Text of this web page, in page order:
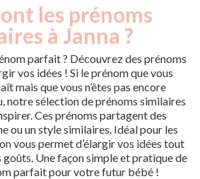
les prénoms
à Janna ?
parfait ? Découvrez des prénoms
vos idées ! Si le prénom que vous
mais que vous n’êtes pas encore
notre sélection de prénoms similaires
Ces prénoms partagent des
ou un style similaires. Idéal pour les
vous permet d’élargir vos idées tout
Une façon simple et pratique de
parfait pour votre futur bébé !